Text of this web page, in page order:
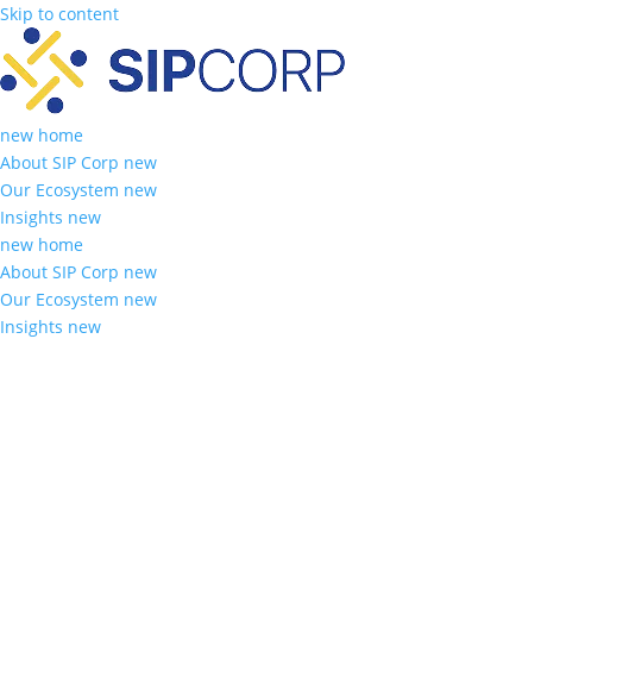
Skip to content
new home
About SIP Corp new
Our Ecosystem new
Insights new
new home
About SIP Corp new
Our Ecosystem new
Insights new